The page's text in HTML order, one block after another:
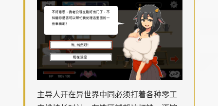
主导人开在异世界中同必须打着各种零工